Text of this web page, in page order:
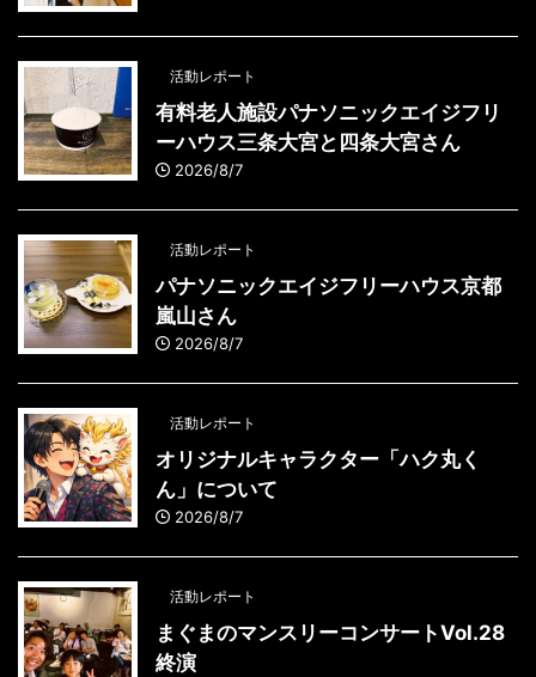
活動レポート
有料老人施設パナソニックエイジフリ
ーハウス三条大宮と四条大宮さん
2026/8/7
活動レポート
パナソニックエイジフリーハウス京都
嵐山さん
2026/8/7
活動レポート
オリジナルキャラクター「ハク丸く
ん」について
2026/8/7
活動レポート
まぐまのマンスリーコンサートVol.28
終演